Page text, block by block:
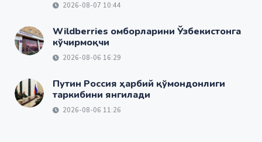
2026-08-07 10:44
Wildberries омборларини Ўзбекистонга
кўчирмоқчи
2026-08-06 16:29
Путин Россия ҳарбий қўмондонлиги
таркибини янгилади
2026-08-06 11:26